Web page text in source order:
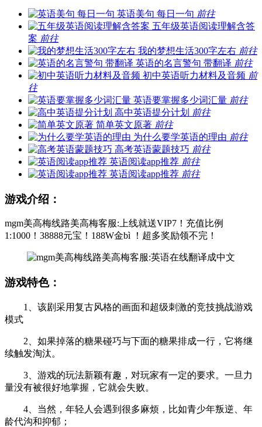
英语美句 每日一句 前往
五年级英语阅读理解含答
案 前往
我的梦想生活300字左右 前往
英语的名言警句 带翻译 前往
初中英语听力材料及音频 前
往
英语要掌握多少词汇量 前往
高中英语提分计划 前往
简单英文原著 前往
为什么要学英语的理由 前往
高考英语蒙题技巧 前往
英语阅读app推荐 前往
英语阅读app推荐 前往
游戏介绍：
mgm美高梅线路美高梅客服:上线就送VIP7！充值比例
1:1000！38888元宝！188W金bì ！超多奖励领不完！
游戏特色：
1、该剧采用复古风格的画面和超级刺激的竞技挑战游戏
模式
2、如果掉落的糖果碰巧与下面的糖果排成一行，它将继
续触发淘汰。
3、游戏的玩法新颖有趣，对玩家有一定的要求。一旦力
量没有被很好地掌握，它就会失败。
4、当然，年轻人会遇到很多麻烦，比如青少年叛逆、年
龄代沟和抑郁；